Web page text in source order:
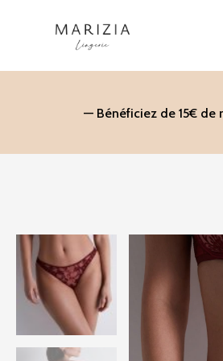
— Bénéficiez de 15€ de